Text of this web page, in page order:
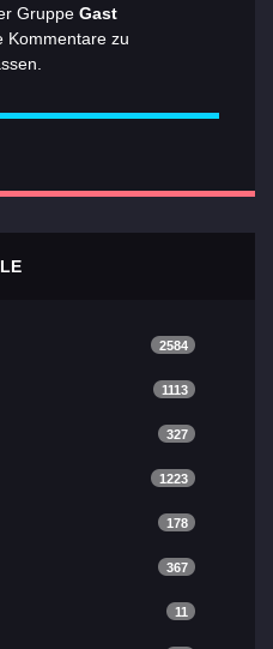
Gruppe Gast
Kommentare zu
2584
1113
327
1223
178
367
11